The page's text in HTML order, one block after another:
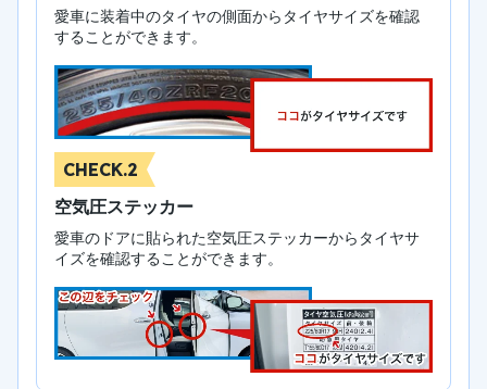
愛車に装着中のタイヤの側面からタイヤサイズを確認
することができます。
CHECK.2
空気圧ステッカー
愛車のドアに貼られた空気圧ステッカーからタイヤサ
イズを確認することができます。